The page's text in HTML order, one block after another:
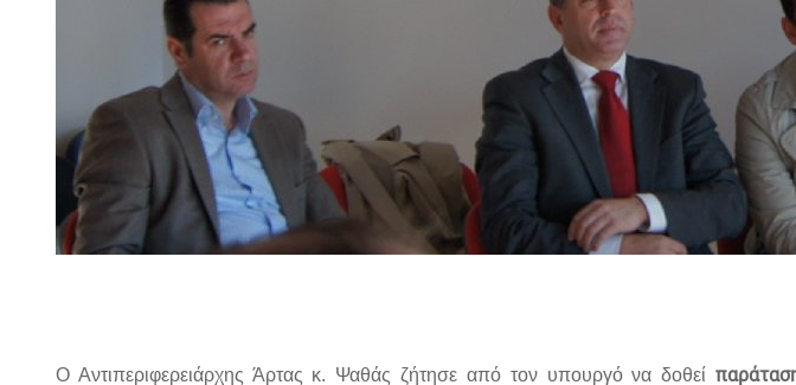
Ο Αντιπεριφερειάρχης Άρτας κ. Ψαθάς ζήτησε από τον υπουργό να δοθεί